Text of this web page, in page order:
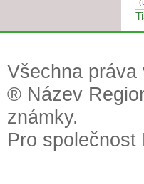
Všechna
® Název
známky.
Pro